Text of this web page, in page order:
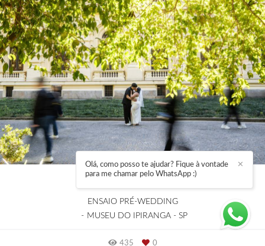
ENSAIO PRÉ-WEDDING
MUSEU DO IPIRANGA - SP
435 0
✕
Olá, como posso te ajudar? Fique à vontade
para me chamar pelo WhatsApp :)